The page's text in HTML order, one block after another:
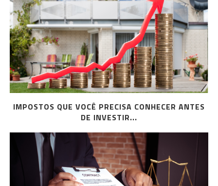
IMPOSTOS QUE VOCÊ PRECISA CONHECER ANTES
DE INVESTIR...